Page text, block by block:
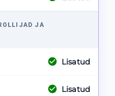
JA
Lisatud
Lisatud